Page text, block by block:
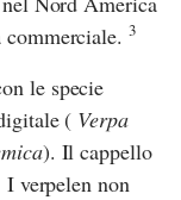
commerciale.3
le specie
( Verpa
). Il cappello
verpelen non